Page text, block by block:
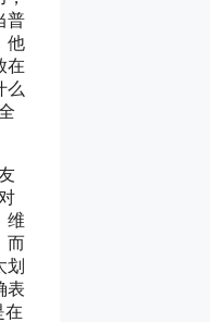
普
他
在
么
维
而
划
表
在